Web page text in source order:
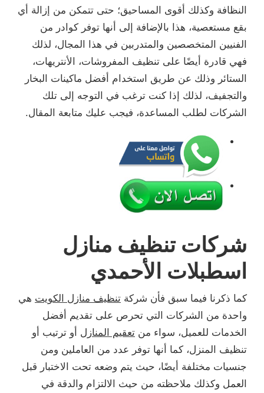
النظافة وكذلك أقوى المساحيق؛ حتى تتمكن من إزالة أي
بقع مستعصية، هذا بالإضافة إلى أنها توفر كوادر من
الفنيين المتخصصين والمتدربين في هذا المجال، لذلك
فهي قادرة أيضًا على تنظيف المفروشات، الأنتريهات،
الستائر وذلك عن طريق استخدام أفضل ماكينات البخار
والتجفيف، لذلك إذا كنت ترغب في التوجه إلى تلك
الشركات لطلب المساعدة، فيجب عليك متابعة المقال.
شركات تنظيف منازل
اسطبلات الأحمدي
كما ذكرنا فيما سبق فأن شركة تنظيف منازل الكويت هي
واحدة من الشركات التي تحرص على تقديم أفضل
الخدمات للعميل، سواء من تعقيم المنازل أو ترتيب أو
تنظيف المنزل، كما أنها توفر عدد من العاملين ومن
جنسيات مختلفة أيضًا، حيث يتم وضعه تحت الاختبار قبل
العمل وكذلك ملاحظته من حيث الالتزام والدقة في